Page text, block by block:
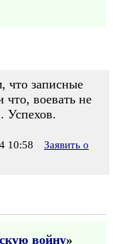
что записные
что, воевать не
Успехов.
10:58
Заявить о
войну»